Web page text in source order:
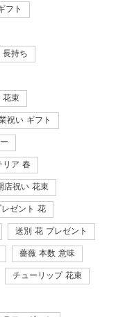
フト
長持ち
花束
祝い ギフト
リア 春
店祝い 花束
ゼント 花
送別 花 プレゼント
薔薇 本数 意味
チューリップ 花束